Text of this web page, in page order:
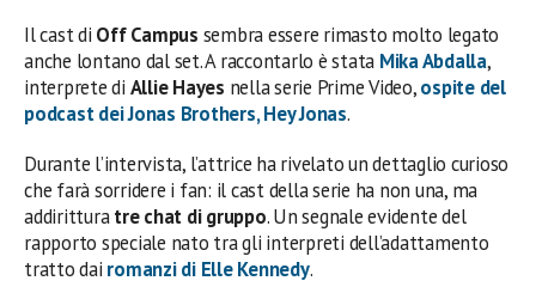
Il cast di Off Campus sembra essere rimasto molto legato
anche lontano dal set. A raccontarlo è stata Mika Abdalla,
interprete di Allie Hayes nella serie Prime Video,ospite del
podcast dei Jonas Brothers,Hey Jonas.
Durante l’intervista, l’attrice ha rivelato un dettaglio curioso
che farà sorridere i fan: il cast della serie ha non una, ma
addiritturatre chat di gruppo. Un segnale evidente del
rapporto speciale nato tra gli interpreti dell’adattamento
tratto dai romanzi di Elle Kennedy.